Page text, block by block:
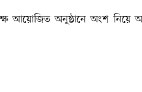
আয়োজিত অনুষ্ঠানে অংশ নিয়ে